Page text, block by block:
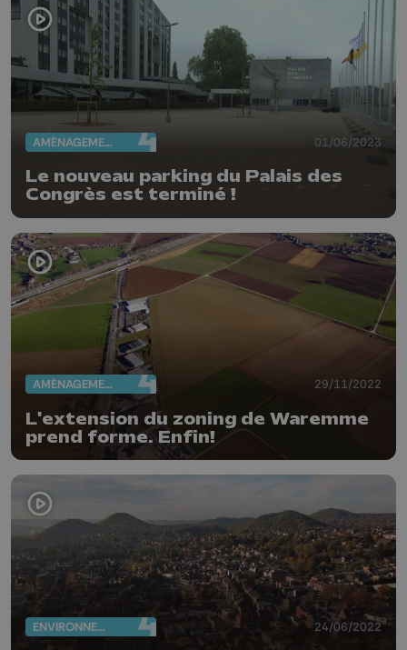
AMÉNAGEMENT DU TERRITOIRE 01/06/2023
Le nouveau parking du Palais des
Congrès est terminé !
AMÉNAGEMENT DU TERRITOIRE 29/11/2022
L'extension du zoning de Waremme
prend forme. Enfin!
ENVIRONNEMENT 24/06/2022